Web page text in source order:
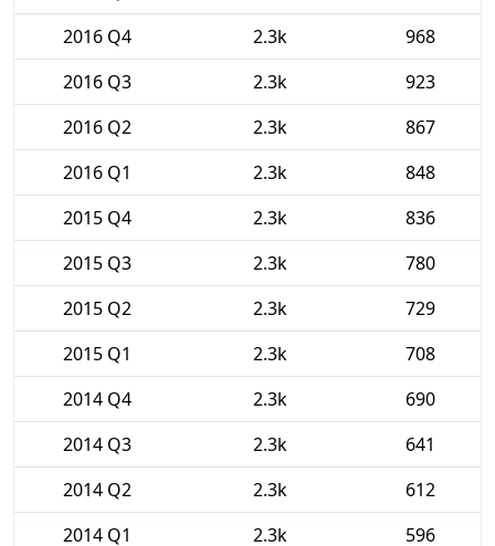
2016 Q4
2.3k
968
2016 Q3
2.3k
923
2016 Q2
2.3k
867
2016 Q1
2.3k
848
2015 Q4
2.3k
836
2015 Q3
2.3k
780
2015 Q2
2.3k
729
2015 Q1
2.3k
708
2014 Q4
2.3k
690
2014 Q3
2.3k
641
2014 Q2
2.3k
612
2014 Q1
2.3k
596